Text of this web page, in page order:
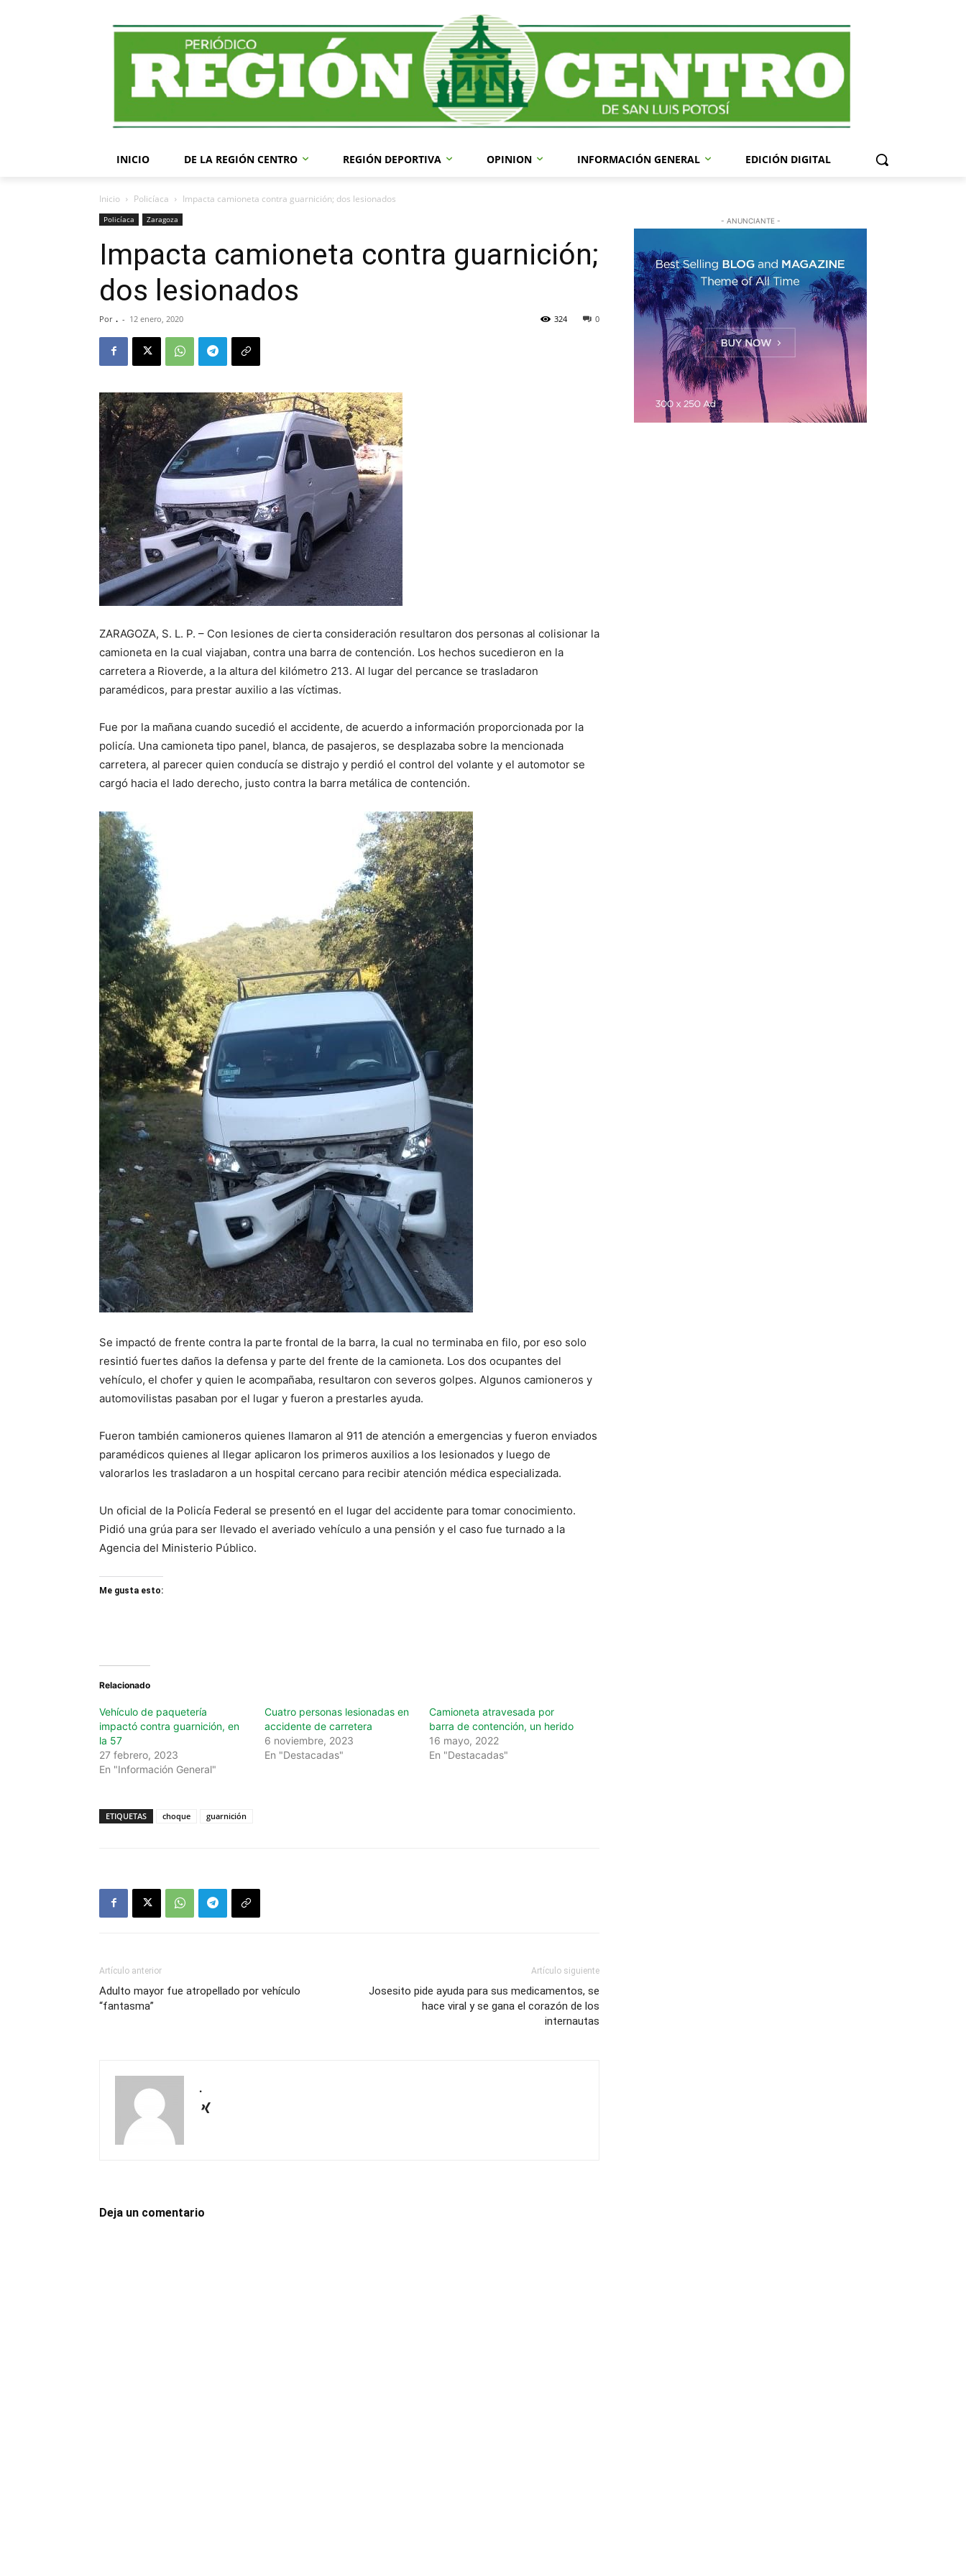
INICIO DE LA REGIÓN CENTRO REGIÓN DEPORTIVA OPINION INFORMACIÓN GENERAL EDICIÓN DIGITAL
Inicio Policíaca Impacta camioneta contra guarnición; dos lesionados
Policíaca Zaragoza
Impacta camioneta contra guarnición;
dos lesionados
Por . - 12 enero, 2020 0
324
ZARAGOZA, S. L. P. – Con lesiones de cierta consideración resultaron dos personas al colisionar la
camioneta en la cual viajaban, contra una barra de contención. Los hechos sucedieron en la
carretera a Rioverde, a la altura del kilómetro 213. Al lugar del percance se trasladaron
paramédicos, para prestar auxilio a las víctimas.
Fue por la mañana cuando sucedió el accidente, de acuerdo a información proporcionada por la
policía. Una camioneta tipo panel, blanca, de pasajeros, se desplazaba sobre la mencionada
carretera, al parecer quien conducía se distrajo y perdió el control del volante y el automotor se
cargó hacia el lado derecho, justo contra la barra metálica de contención.
Se impactó de frente contra la parte frontal de la barra, la cual no terminaba en filo, por eso solo
resintió fuertes daños la defensa y parte del frente de la camioneta. Los dos ocupantes del
vehículo, el chofer y quien le acompañaba, resultaron con severos golpes. Algunos camioneros y
automovilistas pasaban por el lugar y fueron a prestarles ayuda.
Fueron también camioneros quienes llamaron al 911 de atención a emergencias y fueron enviados
paramédicos quienes al llegar aplicaron los primeros auxilios a los lesionados y luego de
valorarlos les trasladaron a un hospital cercano para recibir atención médica especializada.
Un oficial de la Policía Federal se presentó en el lugar del accidente para tomar conocimiento.
Pidió una grúa para ser llevado el averiado vehículo a una pensión y el caso fue turnado a la
Agencia del Ministerio Público.
Me gusta esto:
Relacionado
Vehículo de paquetería
impactó contra guarnición, en
la 57
27 febrero, 2023
En "Información General"
Cuatro personas lesionadas en
accidente de carretera
6 noviembre, 2023
En "Destacadas"
Camioneta atravesada por
barra de contención, un herido
16 mayo, 2022
En "Destacadas"
ETIQUETAS choque guarnición
Artículo anterior
Adulto mayor fue atropellado por vehículo
“fantasma”
Artículo siguiente
Josesito pide ayuda para sus medicamentos, se
hace viral y se gana el corazón de los
internautas
.
Deja un comentario
- ANUNCIANTE -